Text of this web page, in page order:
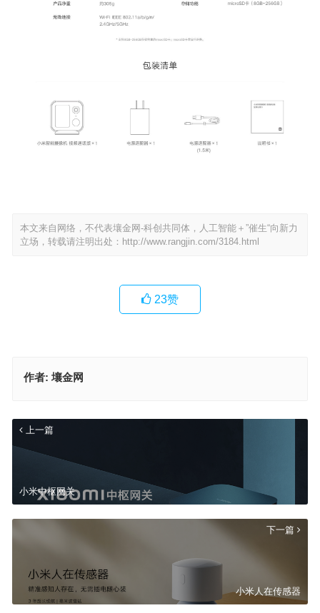
本文来自网络，不代表壤金网-科创共同体，人工智能＋”催生“向新力
立场，转载请注明出处： http://www.rangjin.com/3184.html
23赞
作者: 壤金网
上一篇
小米中枢网关
下一篇
小米人在传感器